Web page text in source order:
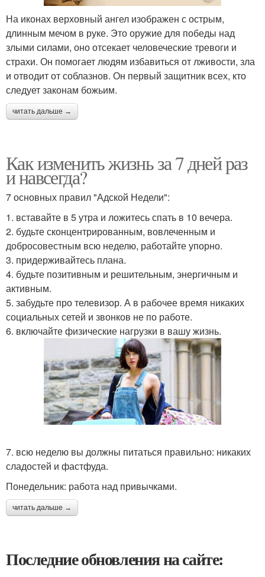
На иконах верховный ангел изображен с острым,
длинным мечом в руке. Это оружие для победы над
злыми силами, оно отсекает человеческие тревоги и
страхи. Он помогает людям избавиться от лживости, зла
и отводит от соблазнов. Он первый защитник всех, кто
следует законам божьим.
читать дальше →
Как изменить жизнь за 7 дней раз
и навсегда?
7 основных правил "Адской Недели":
1. вставайте в 5 утра и ложитесь спать в 10 вечера.
2. будьте сконцентрированным, вовлеченным и
добросовестным всю неделю, работайте упорно.
3. придерживайтесь плана.
4. будьте позитивным и решительным, энергичным и
активным.
5. забудьте про телевизор. А в рабочее время никаких
социальных сетей и звонков не по работе.
6. включайте физические нагрузки в вашу жизнь.
7. всю неделю вы должны питаться правильно: никаких
сладостей и фастфуда.
Понедельник: работа над привычками.
читать дальше →
Последние обновления на сайте: